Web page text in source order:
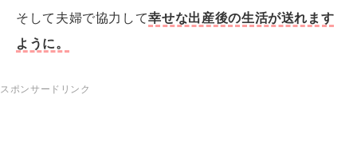
そして夫婦で協力して幸せな出産後の生活が送れます
ように。